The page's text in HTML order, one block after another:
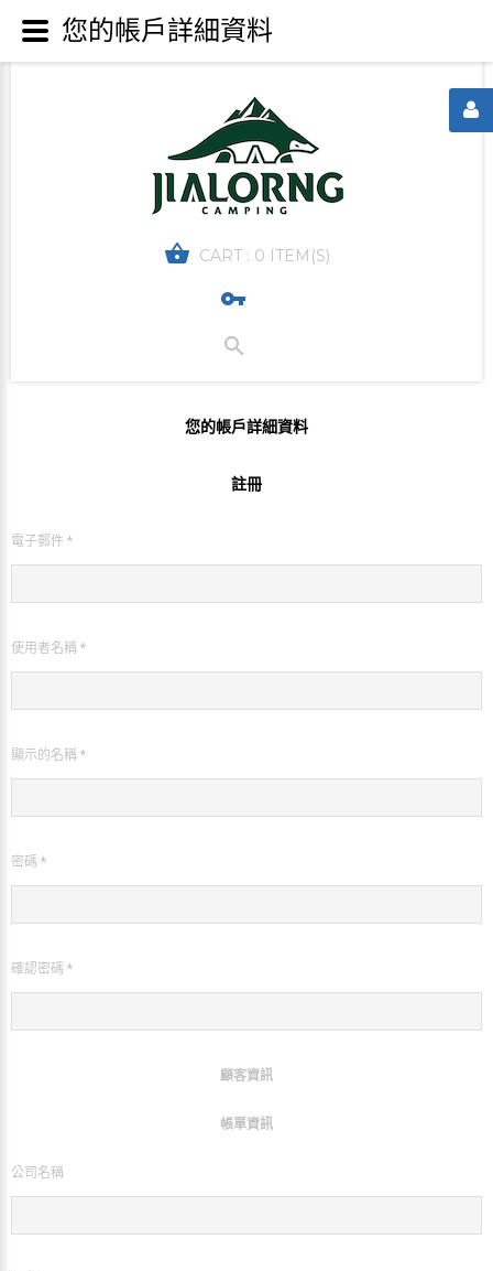
CART : 0 ITEM(S)
您的帳戶詳細資料
註冊
電子郵件 *
使用者名稱 *
顯示的名稱 *
密碼 *
確認密碼 *
顧客資訊
帳單資訊
公司名稱
您的帳戶詳細資料